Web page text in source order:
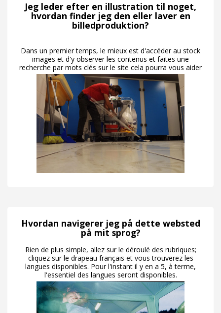
Jeg leder efter en illustration til noget,
hvordan finder jeg den eller laver en
billedproduktion?
Dans un premier temps, le mieux est d'accéder au stock
images et d'y observer les contenus et faites une
recherche par mots clés sur le site cela pourra vous aider
Hvordan navigerer jeg på dette websted
på mit sprog?
Rien de plus simple, allez sur le déroulé des rubriques;
cliquez sur le drapeau français et vous trouverez les
langues disponibles. Pour l'instant il y en a 5, à terme,
l'essentiel des langues seront disponibles.